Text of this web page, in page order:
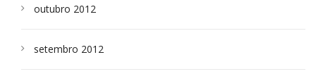
outubro 2012
setembro 2012